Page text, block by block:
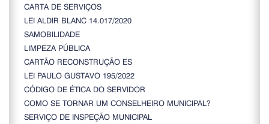
CARTA DE SERVIÇOS
LEI ALDIR BLANC 14.017/2020
SAMOBILIDADE
LIMPEZA PÚBLICA
CARTÃO RECONSTRUÇÃO ES
LEI PAULO GUSTAVO 195/2022
CÓDIGO DE ÉTICA DO SERVIDOR
COMO SE TORNAR UM CONSELHEIRO MUNICIPAL?
SERVIÇO DE INSPEÇÃO MUNICIPAL